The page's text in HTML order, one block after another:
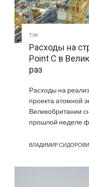
ТЭК
Расходы на
Point C в
раз
Расходы на
проекта атомной
Великобритании
прошлой неделе
ВЛАДИМИР